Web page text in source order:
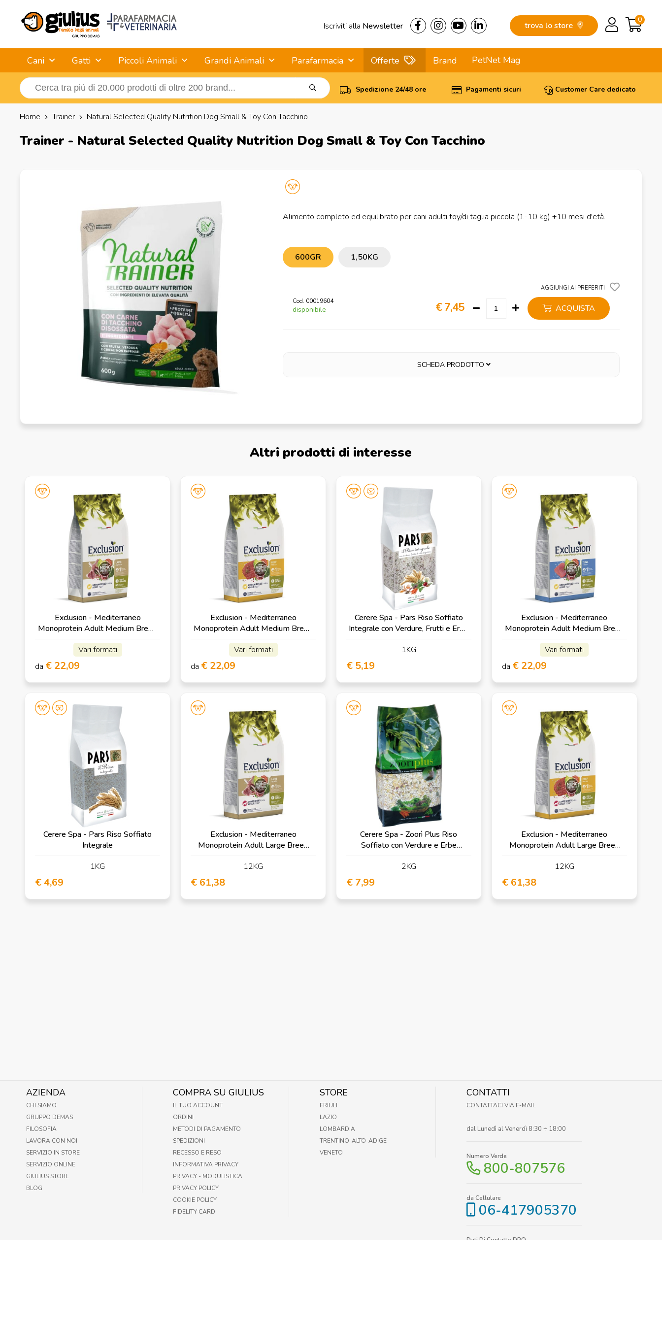
Iscriviti alla Newsletter trova lo store
0
Cani Gatti Piccoli Animali Grandi Animali Parafarmacia Offerte Brand PetNet Mag
Spedizione 24/48 ore Pagamenti sicuri Customer Care dedicato
Home Trainer Natural Selected Quality Nutrition Dog Small & Toy Con Tacchino
Trainer - Natural Selected Quality Nutrition Dog Small & Toy Con Tacchino
Alimento completo ed equilibrato per cani adulti toy/di taglia piccola (1-10 kg) +10 mesi d'età.
600GR 1,50KG
AGGIUNGI AI PREFERITI
Cod. 00019604
disponibile € 7,45 ACQUISTA
SCHEDA PRODOTTO
Altri prodotti di interesse
Exclusion - Mediterraneo
Monoprotein Adult Medium Breed
Vari formati
da € 22,09
Exclusion - Mediterraneo
Monoprotein Adult Medium Breed
Vari formati
da € 22,09
Cerere Spa - Pars Riso Soffiato
Integrale con Verdure, Frutti e Erbe
1KG
€ 5,19
Exclusion - Mediterraneo
Monoprotein Adult Medium Breed
Vari formati
da € 22,09
Cerere Spa - Pars Riso Soffiato
Integrale
1KG
€ 4,69
Exclusion - Mediterraneo
Monoprotein Adult Large Breed
12KG
€ 61,38
Cerere Spa - Zoorì Plus Riso
Soffiato con Verdure e Erbe
2KG
€ 7,99
Exclusion - Mediterraneo
Monoprotein Adult Large Breed
12KG
€ 61,38
AZIENDA
CHI SIAMO
GRUPPO DEMAS
FILOSOFIA
LAVORA CON NOI
SERVIZIO IN STORE
SERVIZIO ONLINE
GIULIUS STORE
BLOG
COMPRA SU GIULIUS
IL TUO ACCOUNT
ORDINI
METODI DI PAGAMENTO
SPEDIZIONI
RECESSO E RESO
INFORMATIVA PRIVACY
PRIVACY - MODULISTICA
PRIVACY POLICY
COOKIE POLICY
FIDELITY CARD
STORE
FRIULI
LAZIO
LOMBARDIA
TRENTINO-ALTO-ADIGE
VENETO
CONTATTI
CONTATTACI VIA E-MAIL
dal Lunedì al Venerdì 8:30 ÷ 18:00
Numero Verde
800-807576
da Cellulare
06-417905370
Dati Di Contatto DPO